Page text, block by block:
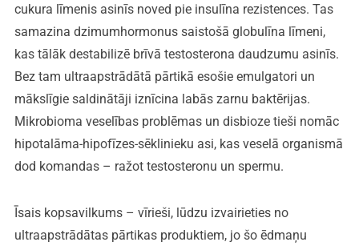
cukura līmenis asinīs noved pie insulīna rezistences. Tas
samazina dzimumhormonus saistošā globulīna līmeni,
kas tālāk destabilizē brīvā testosterona daudzumu asinīs.
Bez tam ultraapstrādātā pārtikā esošie emulgatori un
mākslīgie saldinātāji iznīcina labās zarnu baktērijas.
Mikrobioma veselības problēmas un disbioze tieši nomāc
hipotalāma-hipofīzes-sēklinieku asi, kas veselā organismā
dod komandas – ražot testosteronu un spermu.
Īsais kopsavilkums – vīrieši, lūdzu izvairieties no
ultraapstrādātas pārtikas produktiem, jo šo ēdmaņu